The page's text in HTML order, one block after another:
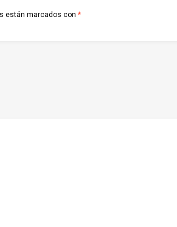
están marcados con *